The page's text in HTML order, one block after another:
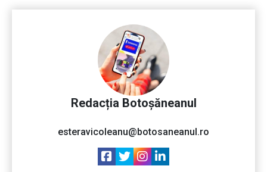
Redacția Botoșăneanul
esteravicoleanu@botosaneanul.ro